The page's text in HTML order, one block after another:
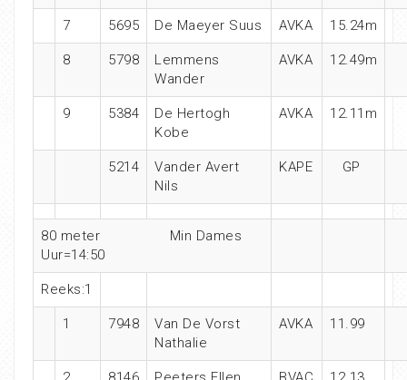
7 5695 De Maeyer Suus AVKA 15.24m
8 5798
Lemmens
Wander
AVKA 12.49m
9 5384
De Hertogh
Kobe
AVKA 12.11m
5214
Vander Avert
Nils
KAPE GP
80 meter Min Dames
Uur=14:50
Reeks:1
1 7948
Van De Vorst
Nathalie
AVKA 11.99